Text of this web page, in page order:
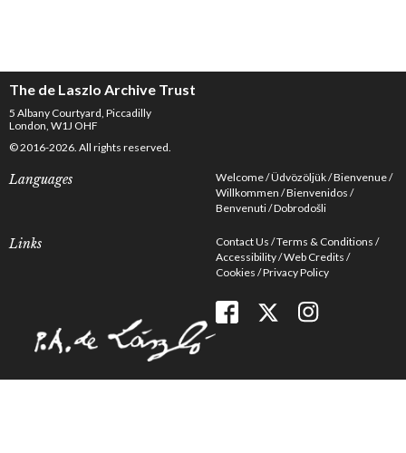
The de Laszlo Archive Trust
5 Albany Courtyard, Piccadilly
London, W1J OHF
© 2016-2026. All rights reserved.
Languages Welcome Üdvözöljük Bienvenue
Willkommen Bienvenidos
Benvenuti Dobrodošli
Links Contact Us Terms & Conditions
Accessibility Web Credits
Cookies Privacy Policy